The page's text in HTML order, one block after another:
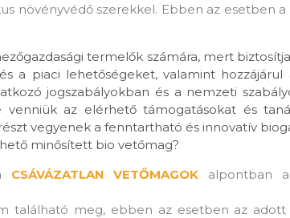
növényvédő szerekkel. Ebben az
termelők számára, mert
a piaci lehetőségeket, valamint
jogszabályokban és a nemzeti
az elérhető támogatásokat és
vegyenek a fenntartható és innovatív
minősített bio vetőmag?
CSÁVÁZATLAN VETŐMAGOK alpontban
található meg, ebben az esetben az adott